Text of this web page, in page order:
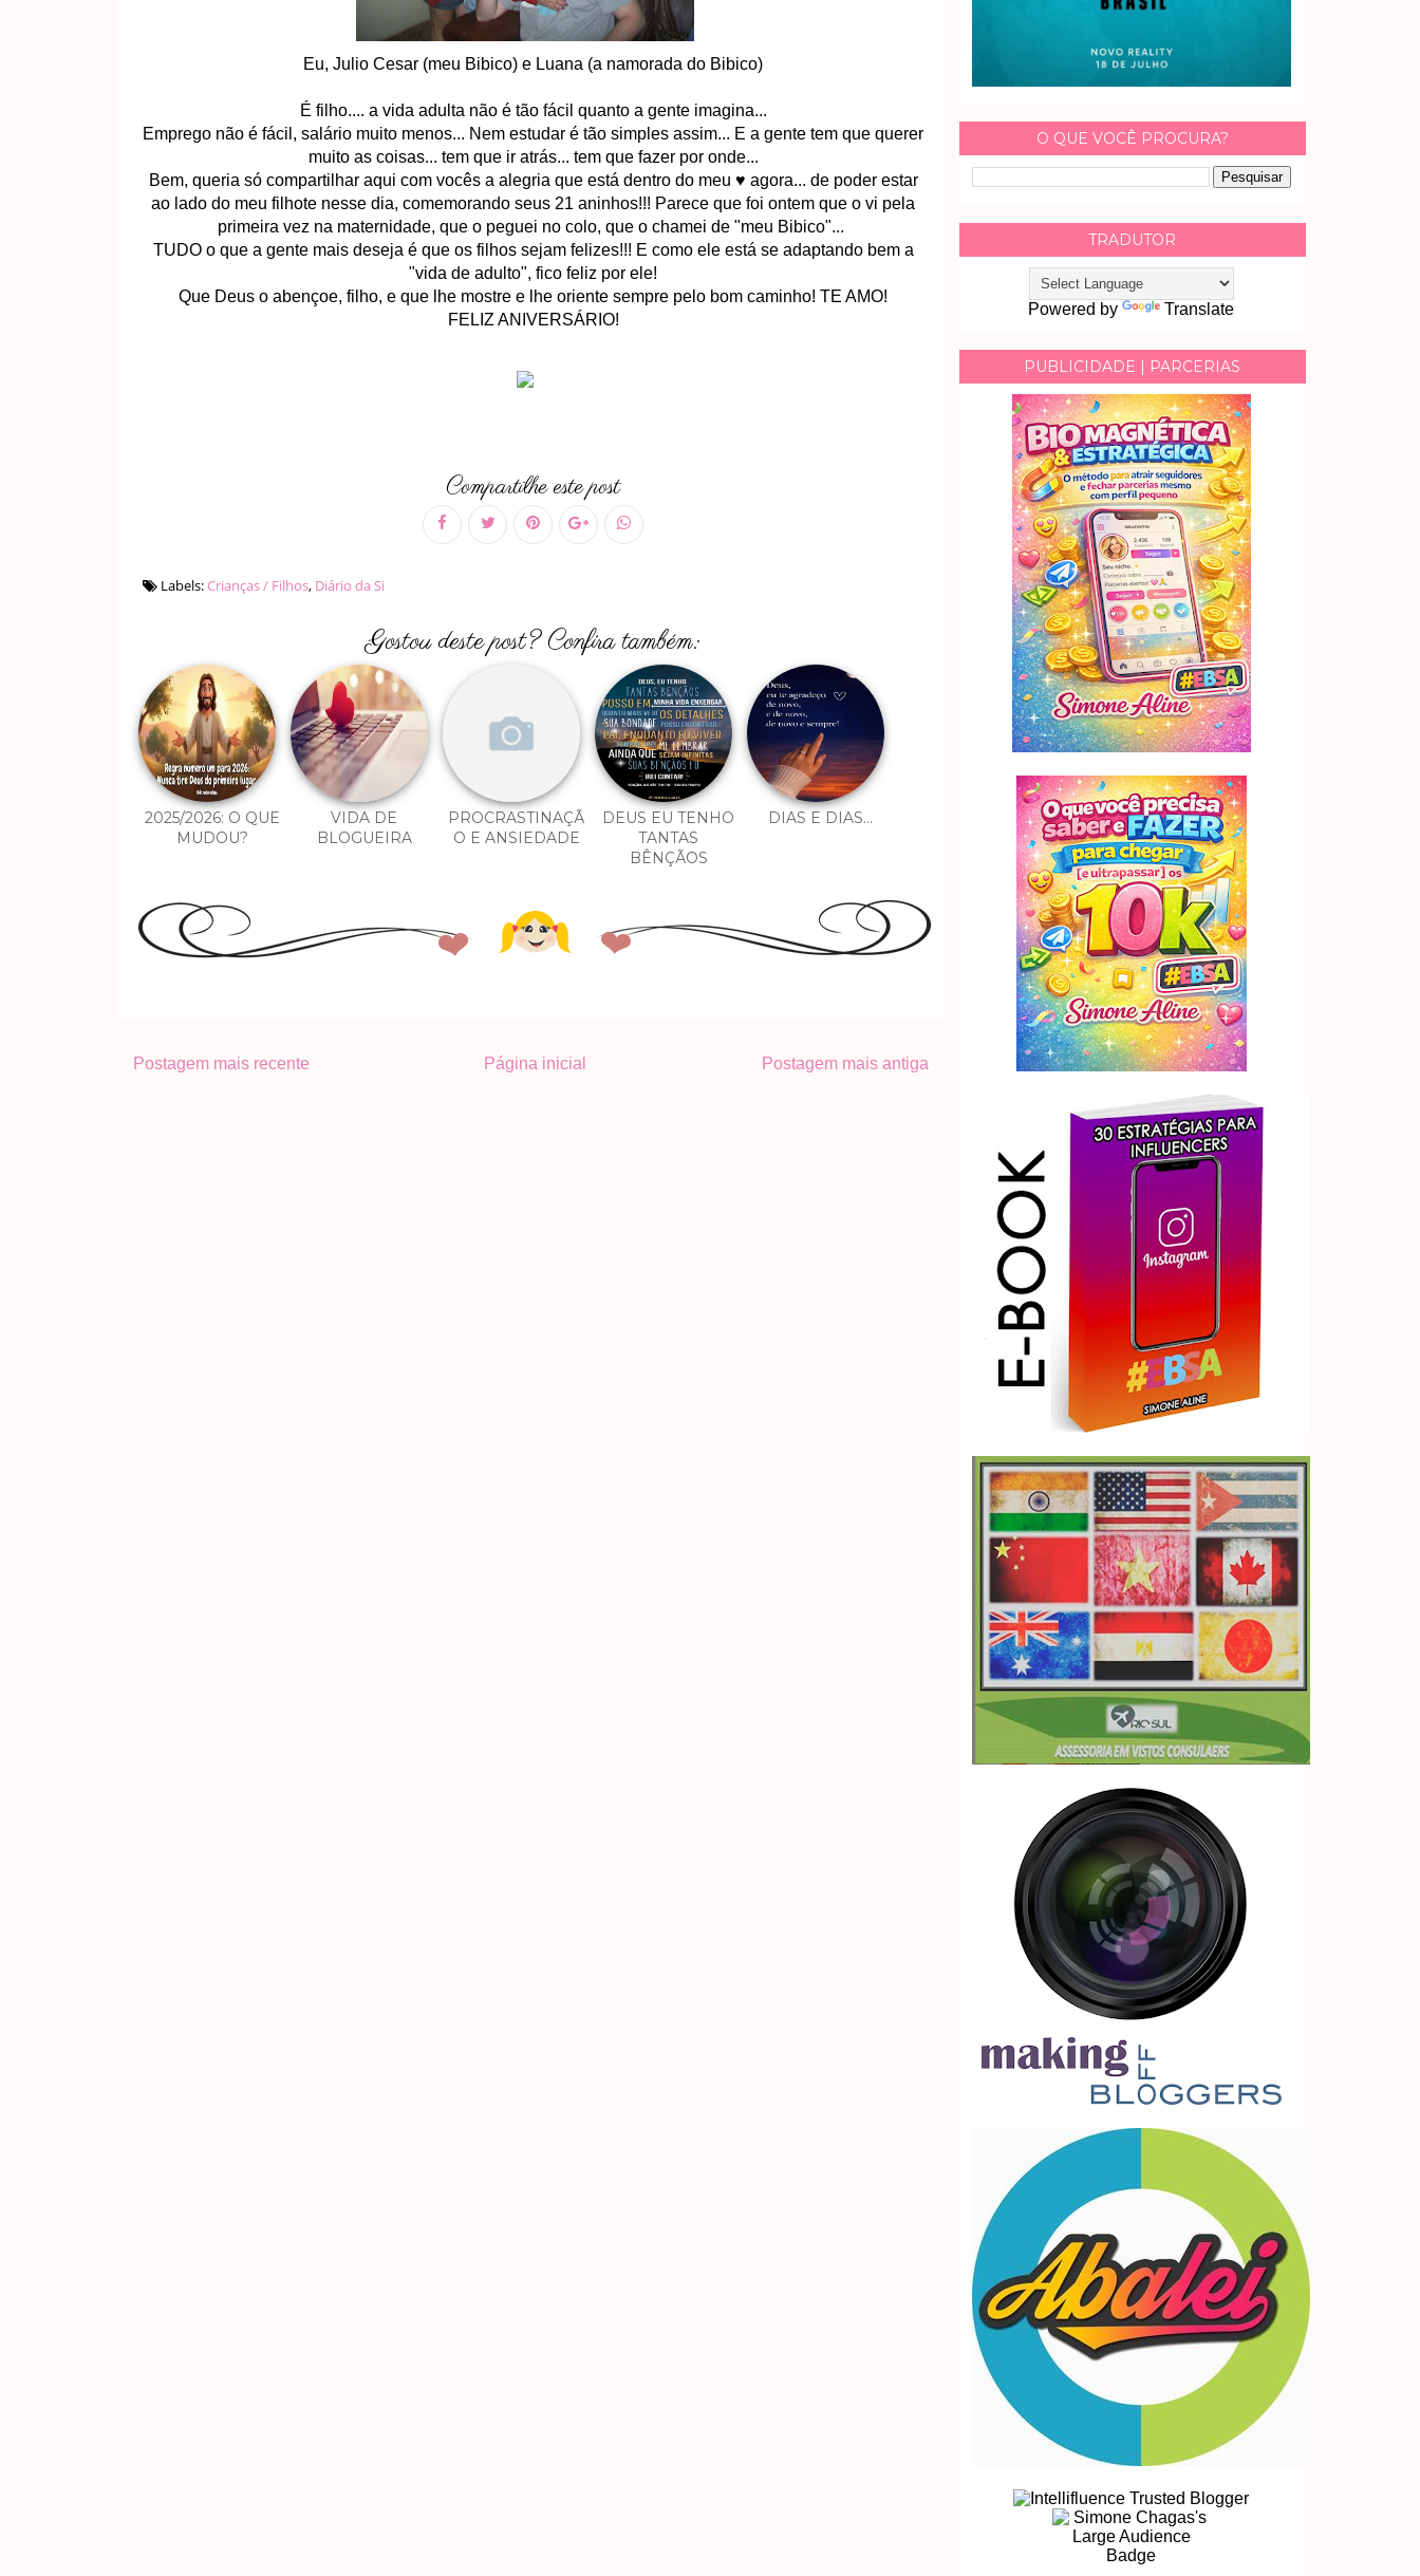
Eu, Julio Cesar (meu Bibico) e Luana (a namorada do Bibico)
É filho.... a vida adulta não é tão fácil quanto a gente imagina...
Emprego não é fácil, salário muito menos... Nem estudar é tão simples assim... E a gente tem que querer
muito as coisas... tem que ir atrás... tem que fazer por onde...
Bem, queria só compartilhar aqui com vocês a alegria que está dentro do meu ♥ agora... de poder estar
ao lado do meu filhote nesse dia, comemorando seus 21 aninhos!!! Parece que foi ontem que o vi pela
primeira vez na maternidade, que o peguei no colo, que o chamei de "meu Bibico"...
TUDO o que a gente mais deseja é que os filhos sejam felizes!!! E como ele está se adaptando bem a
"vida de adulto", fico feliz por ele!
Que Deus o abençoe, filho, e que lhe mostre e lhe oriente sempre pelo bom caminho! TE AMO!
FELIZ ANIVERSÁRIO!
Compartilhe este post
Labels: Crianças / Filhos, Diário da Si
Gostou deste post? Confira também:
2025/2026: O QUE
MUDOU?
VIDA DE
BLOGUEIRA
PROCRASTINAÇÃ
O E ANSIEDADE
DEUS EU TENHO
TANTAS
BÊNÇÃOS
DIAS E DIAS...
Postagem mais recente Postagem mais antiga
Página inicial
O QUE VOCÊ PROCURA?
TRADUTOR
Powered by Translate
PUBLICIDADE | PARCERIAS